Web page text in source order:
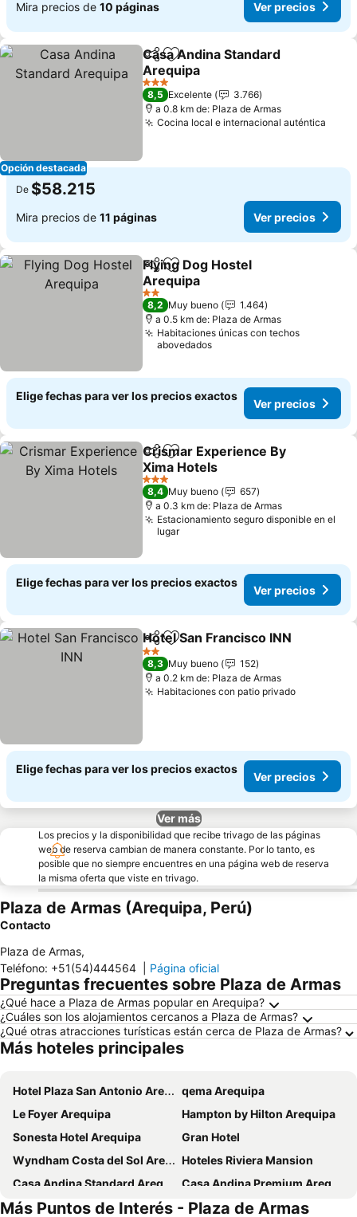
Mira precios de 10 páginas Ver precios
Opción destacada
CompartirAgregar a favoritos
Casa Andina Standard
Arequipa
Ver precios
3 Estrellas
8,5 Excelente
3.766
a 0.8 km de: Plaza de Armas
Cocina local e internacional auténtica
De $58.215
Mira precios de 11 páginas Ver precios
CompartirAgregar a favoritos
Flying Dog Hostel
Arequipa
Ver precios
2 Estrellas
8,2 Muy bueno
1.464
a 0.5 km de: Plaza de Armas
Habitaciones únicas con techos
abovedados
Elige fechas para ver los precios exactos
Ver precios
CompartirAgregar a favoritos
Crismar Experience By
Xima Hotels
Ver precios
3 Estrellas
8,4 Muy bueno
657
a 0.3 km de: Plaza de Armas
Estacionamiento seguro disponible en el
lugar
Elige fechas para ver los precios exactos
Ver precios
CompartirAgregar a favoritos
Hotel San Francisco INN
2 Estrellas
8,3 Muy bueno
152
a 0.2 km de: Plaza de Armas
Habitaciones con patio privadoVer
Elige fechas para ver los precios exactos
Ver precios
Ver más
Los precios y la disponibilidad que recibe trivago de las páginas
web de reserva cambian de manera constante. Por lo tanto, es
posible que no siempre encuentres en una página web de reserva
la misma oferta que viste en trivago.
Plaza de Armas (Arequipa, Perú)
Contacto
Plaza de Armas,
Teléfono: +51(54)444564 Página oficial
Preguntas frecuentes sobre Plaza de Armas
¿Qué hace a Plaza de Armas popular en Arequipa?
¿Cuáles son los alojamientos cercanos a Plaza de Armas?
¿Qué otras atracciones turísticas están cerca de Plaza de Armas?
Más hoteles principales
Hotel Plaza San Antonio Arequipa
qema Arequipa
Le Foyer Arequipa
Hampton by Hilton Arequipa
Sonesta Hotel Arequipa
Gran Hotel
Wyndham Costa del Sol Arequipa
Hoteles Riviera Mansion
Casa Andina Standard Arequipa
Casa Andina Premium Arequipa
Ayenda Posada San Juan
Hotel Viza
Más Puntos de Interés - Plaza de Armas